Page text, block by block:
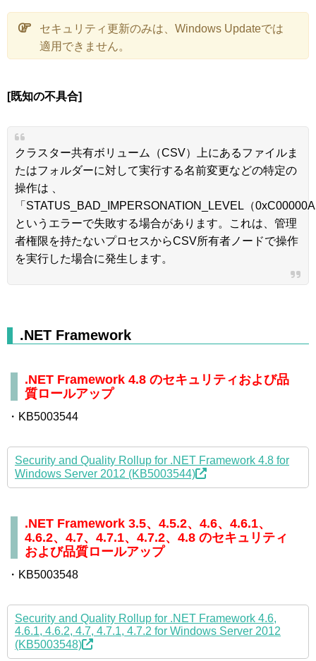
セキュリティ更新のみは、Windows Updateでは
適用できません。
[既知の不具合]
クラスター共有ボリューム（CSV）上にあるファイルま
たはフォルダーに対して実行する名前変更などの特定の
操作は 、
「STATUS_BAD_IMPERSONATION_LEVEL（
というエラーで失敗する場合があります。これは、管理
者権限を持たないプロセスからCSV所有者ノードで操作
を実行した場合に発生します。
.NET Framework
.NET Framework 4.8 のセキュリティおよび品
質ロールアップ
・KB5003544
Security and Quality Rollup for .NET Framework 4.8 for
Windows Server 2012 (KB5003544)
.NET Framework 3.5、4.5.2、4.6、4.6.1、
4.6.2、4.7、4.7.1、4.7.2、4.8 のセキュリティ
および品質ロールアップ
・KB5003548
Security and Quality Rollup for .NET Framework 4.6,
4.6.1, 4.6.2, 4.7, 4.7.1, 4.7.2 for Windows Server 2012
(KB5003548)